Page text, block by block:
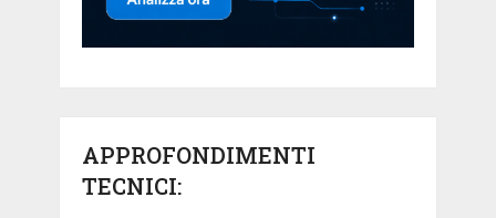
APPROFONDIMENTI
TECNICI: